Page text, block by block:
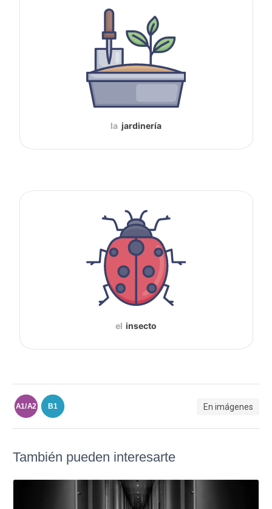
la jardinería
el insecto
A1/A2 B1 En imágenes
También pueden interesarte